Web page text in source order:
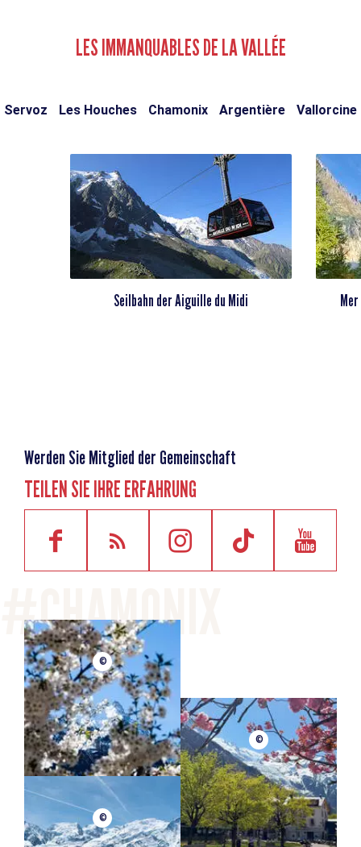
LES IMMANQUABLES DE LA VALLÉE
Servoz Les Houches Chamonix Argentière Vallorcine
Seilbahn der Aiguille du Midi
Werden Sie Mitglied der Gemeinschaft
TEILEN SIE IHRE ERFAHRUNG
©
©
©